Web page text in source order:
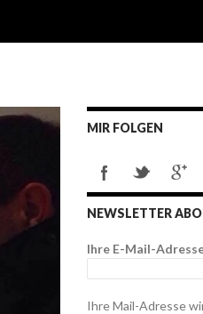
MIR FOLGEN
NEWSLETTER
Ihre E-Mail-
Ihre Mail-Adresse